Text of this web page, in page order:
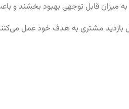
میزان قابل توجهی بهبود بخشند و
مشتری به هدف خود عمل